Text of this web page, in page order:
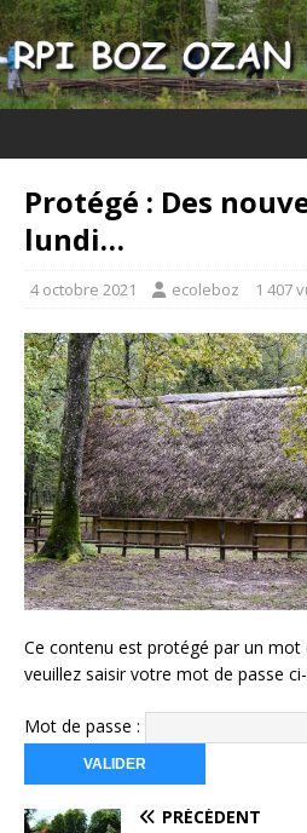
Protégé : Des
lundi…
4 octobre 2021 ecoleboz 1 407
Ce contenu est protégé par un mot
veuillez saisir votre mot de passe
Mot de passe :
PRÉCÉDENT